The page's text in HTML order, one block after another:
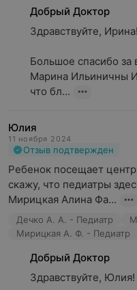
Добрый Доктор
Здравствуйте, Ирина!
Большое спасибо за
Марина Ильиничны
что бл...
Юлия
11 ноября 2024
Отзыв подтвержден
Ребенок посещает
скажу, что педиатры
Мирицкая Алина Фа...
Дечко А. А. - Педиатр
Мирицкая А. Ф. - Педиатр
Добрый Доктор
Здравствуйте, Юлия!